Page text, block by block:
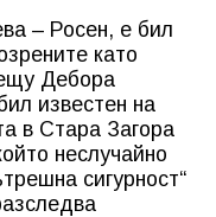
– Росен, е бил
като
Дебора
известен на
в Стара Загора
неслучайно
сигурност“